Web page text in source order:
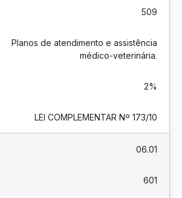
509
Planos de atendimento e assistência
médico-veterinária.
2%
LEI COMPLEMENTAR Nº 173/10
06.01
601